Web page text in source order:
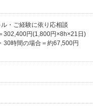
・ご経験に依り応相談
302,400円(1,800円×8h×21日)
時間の場合＝約67,500円